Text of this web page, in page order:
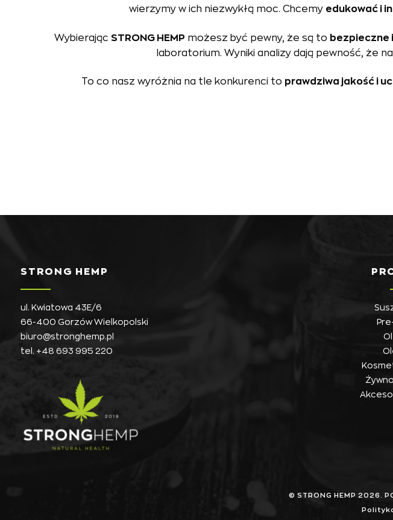
wierzymy w ich niezwykłą moc. Chcemy edukować i
Wybierając STRONG HEMP możesz być pewny, że są to bezpieczne
laboratorium. Wyniki analizy dają pewność, że
To co nasz wyróżnia na tle konkurenci to prawdziwa jakość i
STRONG HEMP
ul. Kwiatowa 43E/6
66-400 Gorzów Wielkopolski
biuro@stronghemp.pl
tel.
+48 693 995 220
© STRONG HEMP 2026.